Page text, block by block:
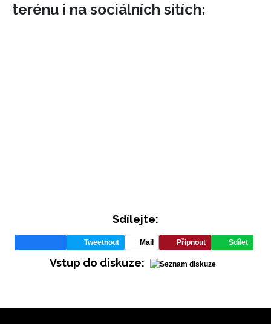
terénu i na sociálních sítích:
Sdílejte:
Tweetnout Mail Připnout Sdílet
Vstup do diskuze: